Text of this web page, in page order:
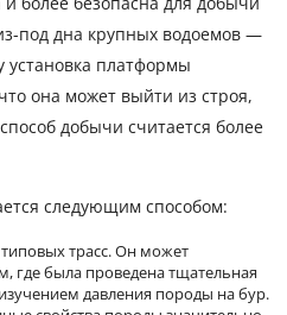
под дна крупных водоемов —
установка платформы
она может выйти из строя,
добычи считается более
следующим способом:
типовых трасс. Он может
где была проведена тщательная
давления породы на бур.